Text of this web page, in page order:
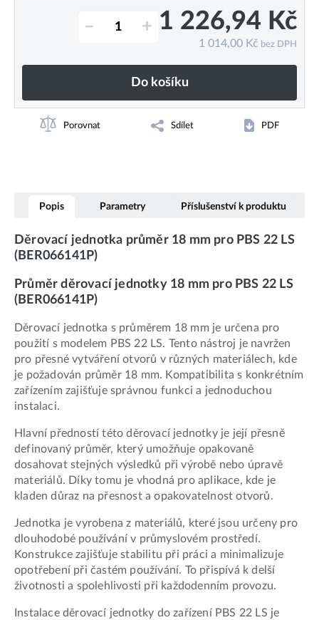
– + 1 226,94 Kč
1 014,00 Kč bez DPH
Do košíku
Porovnat Sdílet PDF
Popis Parametry Příslušenství k produktu
Děrovací jednotka průměr 18 mm pro PBS 22 LS
(BER066141P)
Průměr děrovací jednotky 18 mm pro PBS 22 LS
(BER066141P)
Děrovací jednotka s průměrem 18 mm je určena pro
použití s modelem PBS 22 LS. Tento nástroj je navržen
pro přesné vytváření otvorů v různých materiálech, kde
je požadován průměr 18 mm. Kompatibilita s konkrétním
zařízením zajišťuje správnou funkci a jednoduchou
instalaci.
Hlavní předností této děrovací jednotky je její přesně
definovaný průměr, který umožňuje opakovaně
dosahovat stejných výsledků při výrobě nebo úpravě
materiálů. Díky tomu je vhodná pro aplikace, kde je
kladen důraz na přesnost a opakovatelnost otvorů.
Jednotka je vyrobena z materiálů, které jsou určeny pro
dlouhodobé používání v průmyslovém prostředí.
Konstrukce zajišťuje stabilitu při práci a minimalizuje
opotřebení při častém používání. To přispívá k delší
životnosti a spolehlivosti při každodenním provozu.
Instalace děrovací jednotky do zařízení PBS 22 LS je